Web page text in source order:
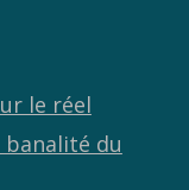
le réel
banalité du